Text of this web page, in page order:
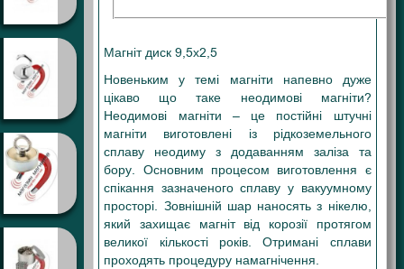
Магніт диск 9,5х2,5
Новеньким у темі магніти напевно дуже
цікаво що таке неодимові магніти?
Неодимові магніти – це постійні штучні
магніти виготовлені із рідкоземельного
сплаву неодиму з додаванням заліза та
бору. Основним процесом виготовлення є
спікання зазначеного сплаву у вакуумному
просторі. Зовнішній шар наносять з нікелю,
який захищає магніт від корозії протягом
великої кількості років. Отримані сплави
проходять процедуру намагнічення.